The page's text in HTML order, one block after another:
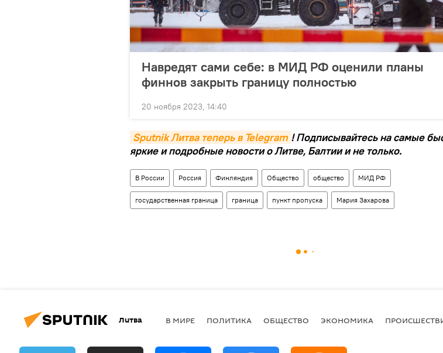
Навредят сами себе: в МИД РФ оценили планы
финнов закрыть границу полностью
20 ноября 2023, 14:40
Sputnik Литва теперь в Telegram ! Подписывайтесь на самые
яркие и подробные новости о Литве, Балтии и не только.
В России Россия Финляндия Общество общество МИД РФ
государственная граница граница пункт пропуска Мария Захарова
Литва В МИРЕ ПОЛИТИКА ОБЩЕСТВО ЭКОНОМИКА